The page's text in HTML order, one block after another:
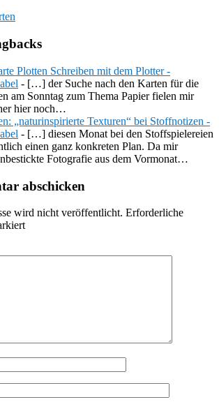
Plotten Schreiben mit dem Plotter -
- […] der Suche nach den Karten für die
am Sonntag zum Thema Papier fielen mir
hier noch…
„naturinspirierte Texturen“ bei Stoffnotizen -
- […] diesen Monat bei den Stoffspielereien
einen ganz konkreten Plan. Da mir
Fotografie aus dem Vormonat…
abschicken
wird nicht veröffentlicht. Erforderliche